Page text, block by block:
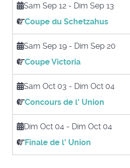
Sam Sep 12 - Dim Sep 13
Coupe du Schetzahus
Sam Sep 19 - Dim Sep 20
Coupe Victoria
Sam Oct 03 - Dim Oct 04
Concours de l' Union
Dim Oct 04 - Dim Oct 04
Finale de l' Union